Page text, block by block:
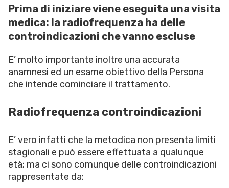
Prima di iniziare viene eseguita una visita
medica: la radiofrequenza ha delle
controindicazioni che vanno escluse
E’ molto importante inoltre una accurata
anamnesi ed un esame obiettivo della Persona
che intende cominciare il trattamento.
Radiofrequenza controindicazioni
E’ vero infatti che la metodica non presenta limiti
stagionali e può essere effettuata a qualunque
età; ma ci sono comunque delle controindicazioni
rappresentate da: